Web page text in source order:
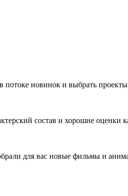
новинок и выбрать
состав и хорошие оценки
для вас новые фильмы и